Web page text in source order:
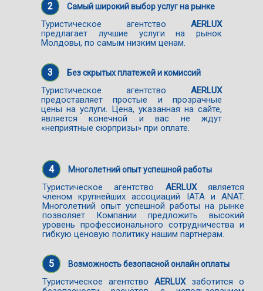
2 Самый широкий выбор услуг на рынке
Туристическое агентство AERLUX
предлагает лучшие услуги на рынок
Молдовы, по самым низким ценам.
3 Без скрытых платежей и комиссий
Туристическое агентство AERLUX
предоставляет простые и прозрачные
цены на услуги. Цена, указанная на сайте,
является конечной и вас не ждут
«неприятные сюрпризы» при оплате.
4 Многолетний опыт успешной работы
Туристическое агентство AERLUXявляется
членом крупнейших ассоциаций IATA и ANAT.
Многолетний опыт успешной работы на рынке
позволяет Компании предложить высокий
уровень профессионального сотрудничества и
гибкую ценовую политику нашим партнерам.
5 Возможность безопасной онлайн оплаты
Туристическое агентство AERLUXзаботится о